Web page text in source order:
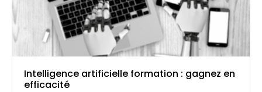
Intelligence artificielle formation : gagnez en
efficacité